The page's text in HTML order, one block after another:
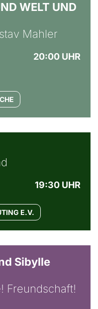
WELT UND
Mahler
20:00 UHR
19:30 UHR
E.V.
Sibylle
Freundschaft!